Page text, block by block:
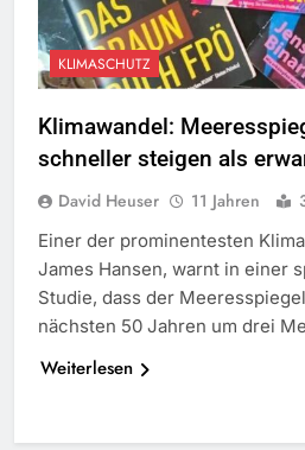
KLIMASCHUTZ
Klimawandel:
schneller steigen als
David Heuser 11 Jahren
Einer der prominentesten
James Hansen, warnt in einer
Studie, dass der
nächsten 50 Jahren um drei
Weiterlesen